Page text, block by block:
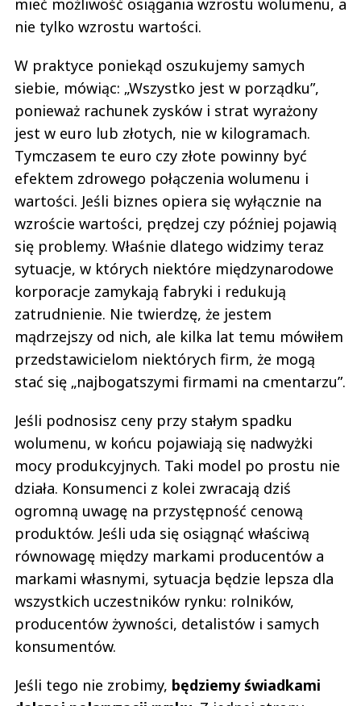
mieć możliwość osiągania wzrostu wolumenu, a
nie tylko wzrostu wartości.
W praktyce poniekąd oszukujemy samych
siebie, mówiąc: „Wszystko jest w porządku”,
ponieważ rachunek zysków i strat wyrażony
jest w euro lub złotych, nie w kilogramach.
Tymczasem te euro czy złote powinny być
efektem zdrowego połączenia wolumenu i
wartości. Jeśli biznes opiera się wyłącznie na
wzroście wartości, prędzej czy później pojawią
się problemy. Właśnie dlatego widzimy teraz
sytuacje, w których niektóre międzynarodowe
korporacje zamykają fabryki i redukują
zatrudnienie. Nie twierdzę, że jestem
mądrzejszy od nich, ale kilka lat temu mówiłem
przedstawicielom niektórych firm, że mogą
stać się „najbogatszymi firmami na cmentarzu”.
Jeśli podnosisz ceny przy stałym spadku
wolumenu, w końcu pojawiają się nadwyżki
mocy produkcyjnych. Taki model po prostu nie
działa. Konsumenci z kolei zwracają dziś
ogromną uwagę na przystępność cenową
produktów. Jeśli uda się osiągnąć właściwą
równowagę między markami producentów a
markami własnymi, sytuacja będzie lepsza dla
wszystkich uczestników rynku: rolników,
producentów żywności, detalistów i samych
konsumentów.
Jeśli tego nie zrobimy, będziemy świadkami